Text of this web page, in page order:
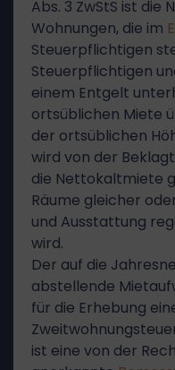
Abs. 3 ZwStS ist
Wohnungen, die im
Steuerpflichtigen
Steuerpflichtigen
einem Entgelt
ortsüblichen Miete
der ortsüblichen
wird von der
die Nettokaltmiete
Räume gleicher
und Ausstattung
wird.
Der auf die
abstellende
für die Erhebung
ist eine von der